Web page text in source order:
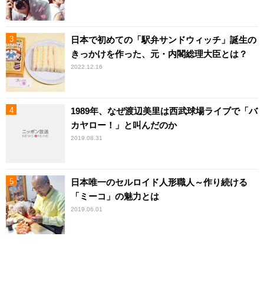
日本で初めての「駅弁サンドウィッチ」誕生の
きっかけを作った、元・内閣総理大臣とは？
2022.12.16
1989年、なぜ渡辺美里は西武球場ライブで「バ
カヤロー！」と叫んだのか
2019.08.31
日本唯一のセルロイド人形職人～作り続ける
「ミーコ」の魅力とは
2019.06.01